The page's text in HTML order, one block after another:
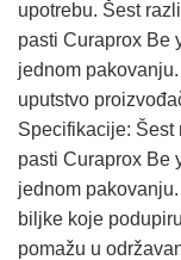
upotrebu. Šest
pasti Curaprox Be
jednom
uputstvo
Specifikacije: Šest
pasti Curaprox Be
jednom
biljke koje
pomažu u